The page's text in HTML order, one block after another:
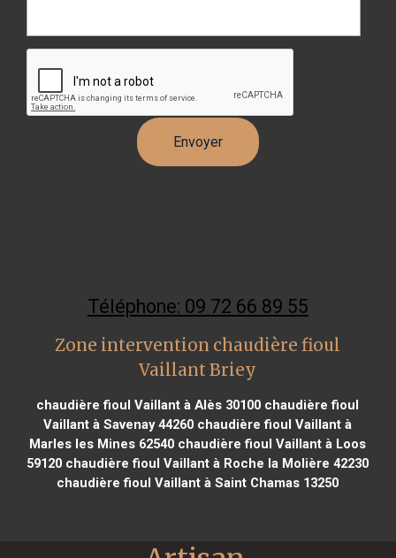
Téléphone: 09 72 66 89 55
Zone intervention chaudière fioul
Vaillant Briey
chaudière fioul Vaillant à Alès 30100 chaudière fioul
Vaillant à Savenay 44260 chaudière fioul Vaillant à
Marles les Mines 62540 chaudière fioul Vaillant à Loos
59120 chaudière fioul Vaillant à Roche la Molière 42230
chaudière fioul Vaillant à Saint Chamas 13250